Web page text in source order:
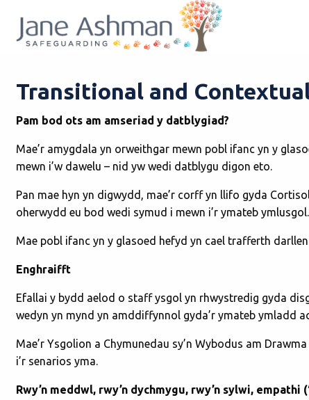
Transitional and
Pam bod ots am amseriad y datblygiad?
Mae’r amygdala yn orweithgar mewn pobl ifanc yn y
mewn i’w dawelu – nid yw wedi datblygu digon eto.
Pan mae hyn yn digwydd, mae’r corff yn llifo gyda
oherwydd eu bod wedi symud i mewn i’r ymateb
Mae pobl ifanc yn y glasoed hefyd yn cael trafferth
Enghraifft
Efallai y bydd aelod o staff ysgol yn rhwystredig gyda
wedyn yn mynd yn amddiffynnol gyda’r ymateb ymladd
Mae’r Ysgolion a Chymunedau sy’n Wybodus am
i’r senarios yma.
Rwy’n meddwl, rwy’n dychmygu, rwy’n sylwi,